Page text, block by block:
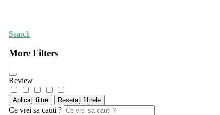
Search
More Filters
Review
Aplicați filtre Resetați filtrele
Ce vrei sa cauti ?